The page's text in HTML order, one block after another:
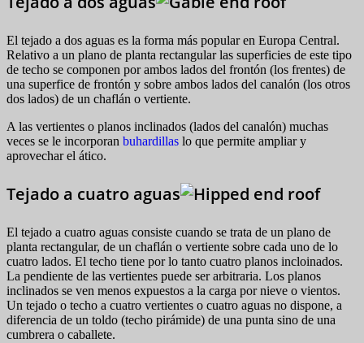
El tejado a dos aguas es la forma más popular en Europa Central.
Relativo a un plano de planta rectangular las superficies de este tipo
de techo se componen por ambos lados del frontón (los frentes) de
una superfice de frontón y sobre ambos lados del canalón (los otros
dos lados) de un chaflán o vertiente.
A las vertientes o planos inclinados (lados del canalón) muchas
veces se le incorporan buhardillas lo que permite ampliar y
aprovechar el ático.
Tejado a cuatro aguas
El tejado a cuatro aguas consiste cuando se trata de un plano de
planta rectangular, de un chaflán o vertiente sobre cada uno de lo
cuatro lados. El techo tiene por lo tanto cuatro planos incloinados.
La pendiente de las vertientes puede ser arbitraria. Los planos
inclinados se ven menos expuestos a la carga por nieve o vientos.
Un tejado o techo a cuatro vertientes o cuatro aguas no dispone, a
diferencia de un toldo (techo pirámide) de una punta sino de una
cumbrera o caballete.